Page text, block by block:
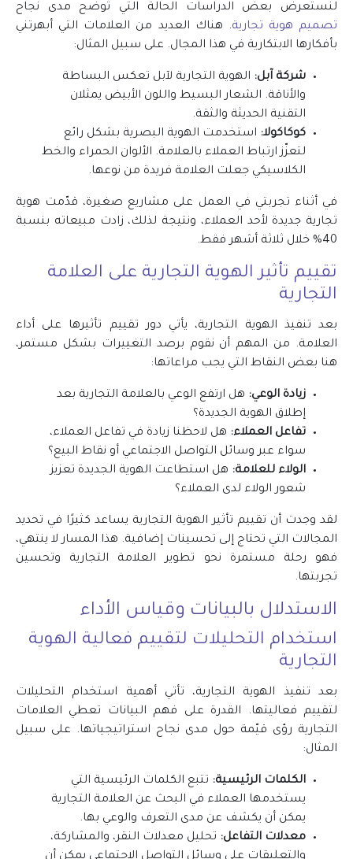
لنستعرض بعض الدراسات الحالة التي توضح مدى نجاح
تصميم هوية تجارية. هناك العديد من العلامات التي أبهرتني
بأفكارها الابتكارية في هذا المجال. على سبيل المثال:
شركة آبل: الهوية التجارية لآبل تعكس البساطة
والأناقة. الشعار البسيط واللون الأبيض يمثلان
التقنية الحديثة والثقة.
كوكاكولا: استخدمت الهوية البصرية بشكل رائع
لتعزّز ارتباط العملاء بالعلامة. الألوان الحمراء والخط
الكلاسيكي جعلت العلامة فريدة من نوعها.
في أثناء تجربتي في العمل على مشاريع صغيرة، قدّمت هوية
تجارية جديدة لأحد العملاء، ونتيجة لذلك، زادت مبيعاته بنسبة
40% خلال ثلاثة أشهر فقط.
تقييم تأثير الهوية التجارية على العلامة
التجارية
بعد تنفيذ الهوية التجارية، يأتي دور تقييم تأثيرها على أداء
العلامة. من المهم أن نقوم برصد التغييرات بشكل مستمر،
هنا بعض النقاط التي يجب مراعاتها:
زيادة الوعي: هل ارتفع الوعي بالعلامة التجارية بعد
إطلاق الهوية الجديدة؟
تفاعل العملاء: هل لاحظنا زيادة في تفاعل العملاء،
سواء عبر وسائل التواصل الاجتماعي أو نقاط البيع؟
الولاء للعلامة: هل استطاعت الهوية الجديدة تعزيز
شعور الولاء لدى العملاء؟
لقد وجدت أن تقييم تأثير الهوية التجارية يساعد كثيرًا في تحديد
المجالات التي تحتاج إلى تحسينات إضافية. هذا المسار لا ينتهي،
فهو رحلة مستمرة نحو تطوير العلامة التجارية وتحسين
تجربتها.
الاستدلال بالبيانات وقياس الأداء
استخدام التحليلات لتقييم فعالية الهوية
التجارية
بعد تنفيذ الهوية التجارية، تأتي أهمية استخدام التحليلات
لتقييم فعاليتها. القدرة على فهم البيانات تعطي العلامات
التجارية رؤى قيّمة حول مدى نجاح استراتيجياتها. على سبيل
المثال:
الكلمات الرئيسية: تتبع الكلمات الرئيسية التي
يستخدمها العملاء في البحث عن العلامة التجارية
يمكن أن يكشف عن مدى التعرف والوعي بها.
معدلات التفاعل: تحليل معدلات النقر، والمشاركة،